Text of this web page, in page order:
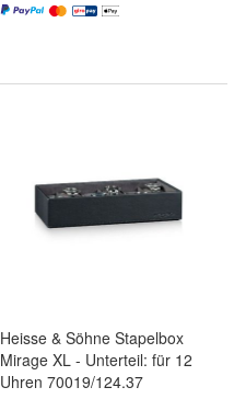
Heisse & Söhne Stapelbox
Mirage XL - Unterteil: für 12
Uhren 70019/124.37